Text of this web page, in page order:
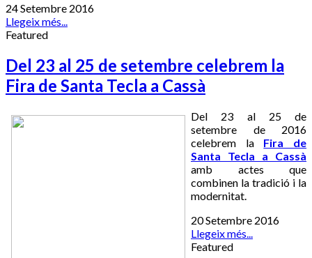
24 Setembre 2016
Llegeix més...
Featured
Del 23 al 25 de setembre celebrem la
Fira de Santa Tecla a Cassà
Del 23 al 25 de
setembre de 2016
celebrem la Fira de
Santa Tecla a Cassà
amb actes que
combinen la tradició i la
modernitat.
20 Setembre 2016
Llegeix més...
Featured